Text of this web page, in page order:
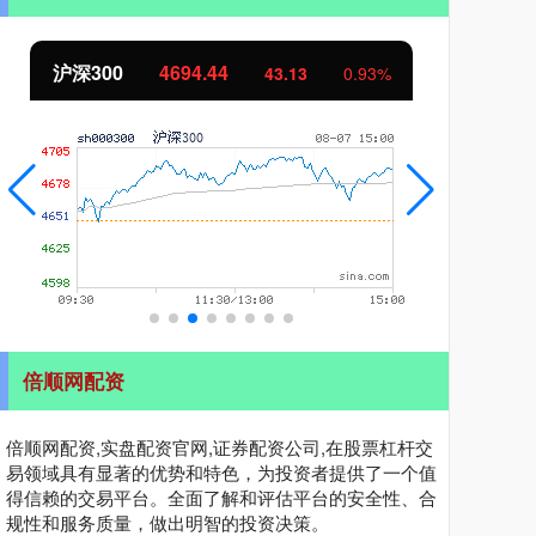
沪深300 4694.44 43.13 0.93%
倍顺网配资
倍顺网配资,实盘配资官网,证券配资公司,在股票杠杆交
易领域具有显著的优势和特色，为投资者提供了一个值
得信赖的交易平台。全面了解和评估平台的安全性、合
规性和服务质量，做出明智的投资决策。